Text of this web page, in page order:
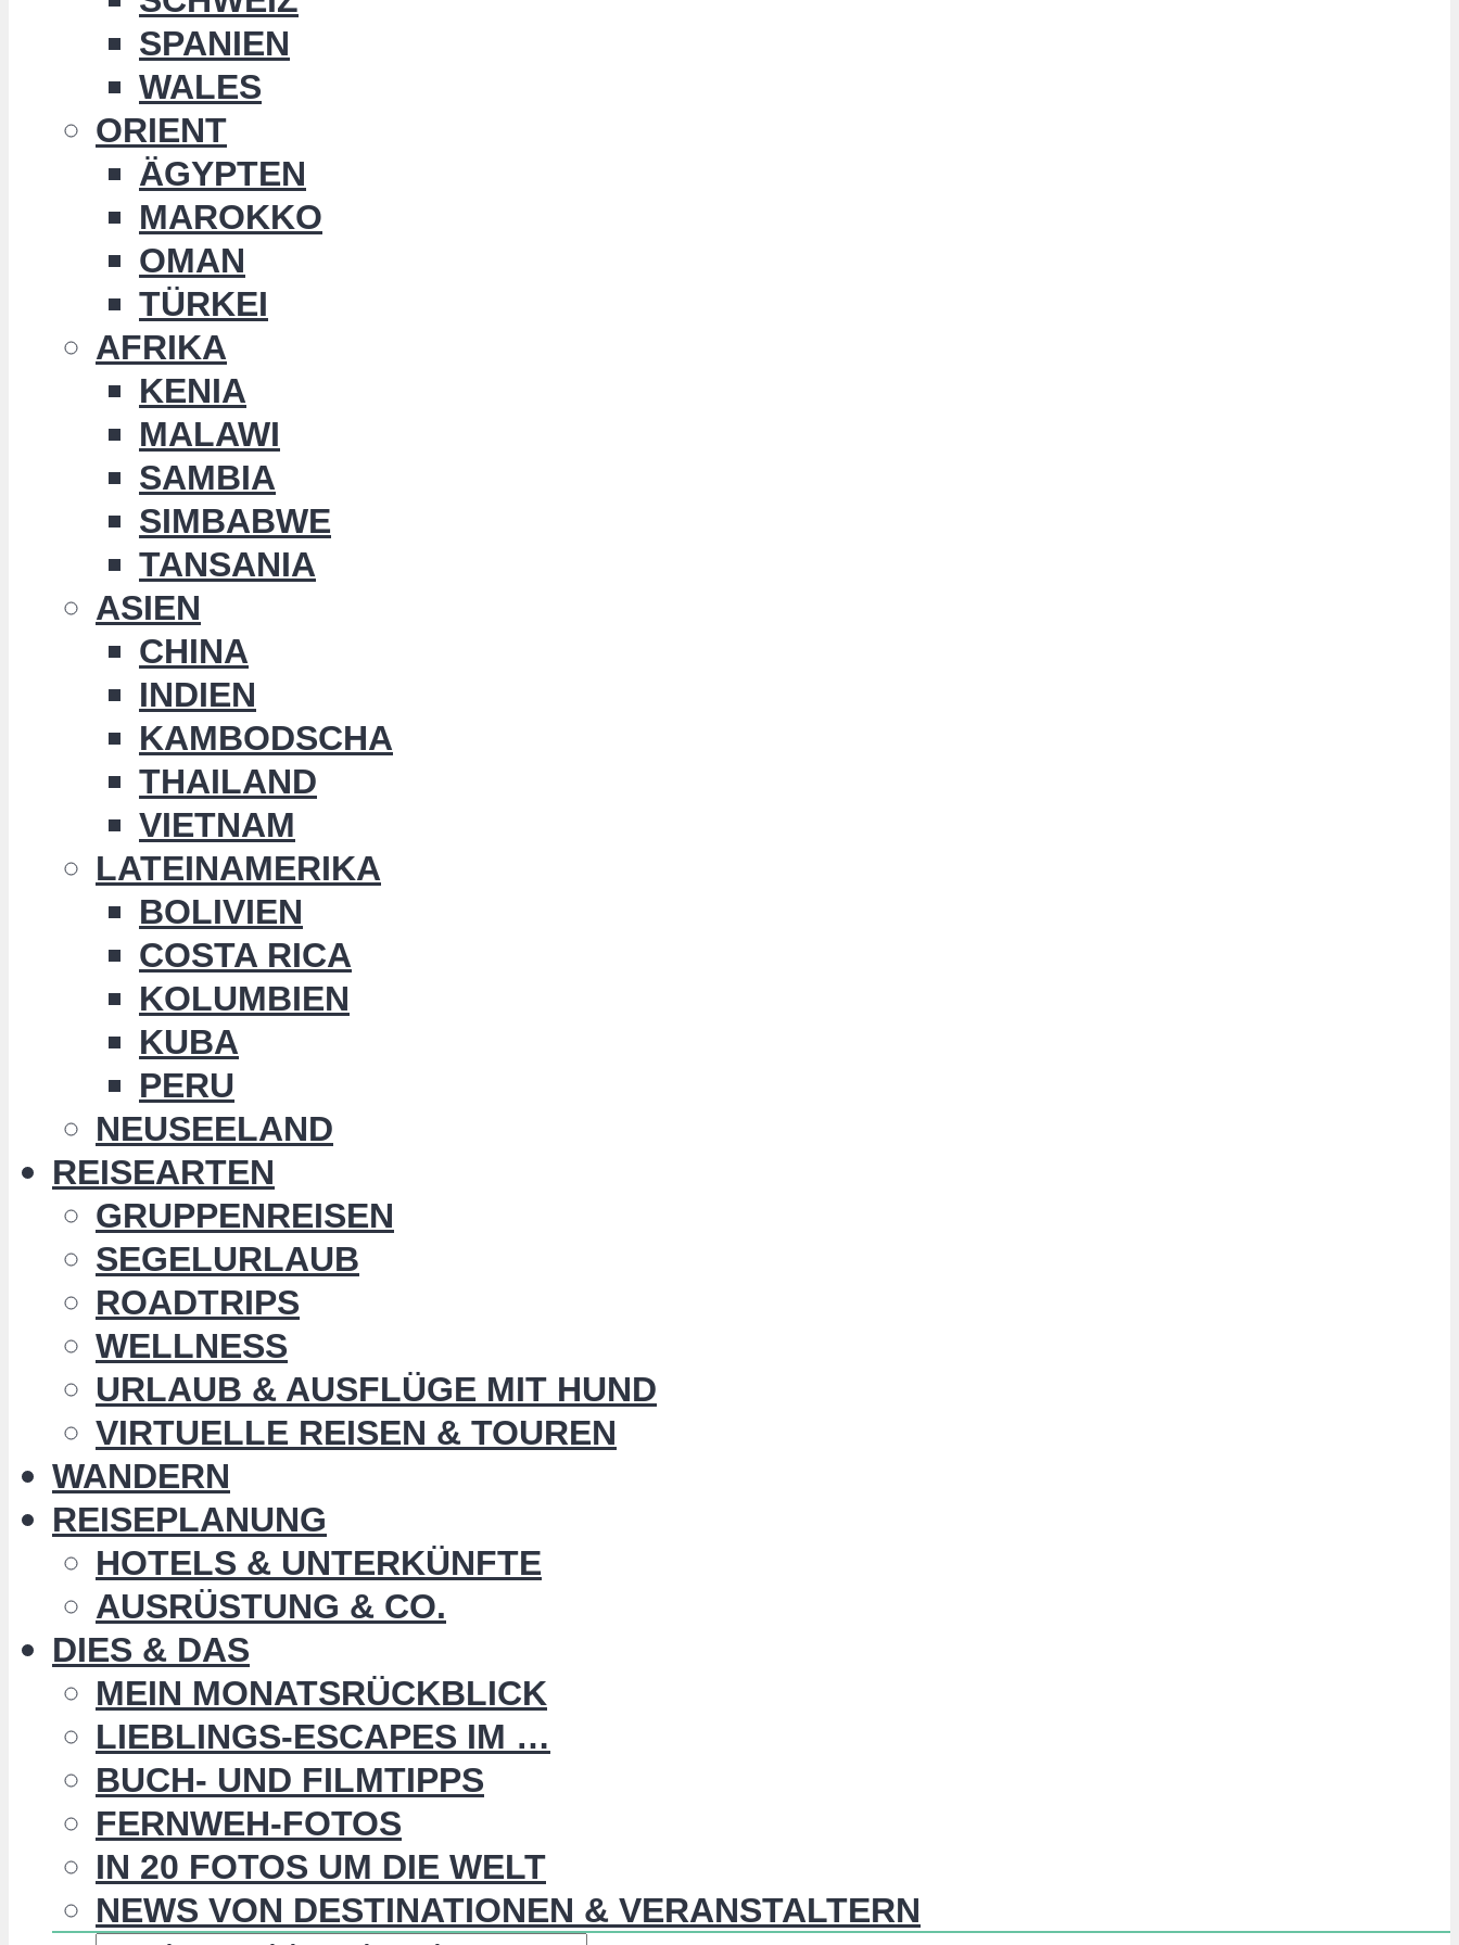
SPANIEN
WALES
ORIENT
ÄGYPTEN
MAROKKO
OMAN
TÜRKEI
AFRIKA
KENIA
MALAWI
SAMBIA
SIMBABWE
TANSANIA
ASIEN
CHINA
INDIEN
KAMBODSCHA
THAILAND
VIETNAM
LATEINAMERIKA
BOLIVIEN
COSTA RICA
KOLUMBIEN
KUBA
PERU
NEUSEELAND
REISEARTEN
GRUPPENREISEN
SEGELURLAUB
ROADTRIPS
WELLNESS
URLAUB & AUSFLÜGE MIT HUND
VIRTUELLE REISEN & TOUREN
WANDERN
REISEPLANUNG
HOTELS & UNTERKÜNFTE
AUSRÜSTUNG & CO.
DIES & DAS
MEIN MONATSRÜCKBLICK
LIEBLINGS-ESCAPES IM …
BUCH- UND FILMTIPPS
FERNWEH-FOTOS
IN 20 FOTOS UM DIE WELT
NEWS VON DESTINATIONEN & VERANSTALTERN